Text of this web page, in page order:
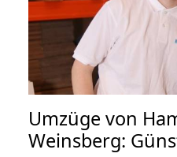
Umzüge von
Weinsberg: